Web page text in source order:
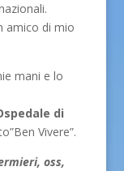
amico di mio
mani e lo
di
Vivere”.
oss,